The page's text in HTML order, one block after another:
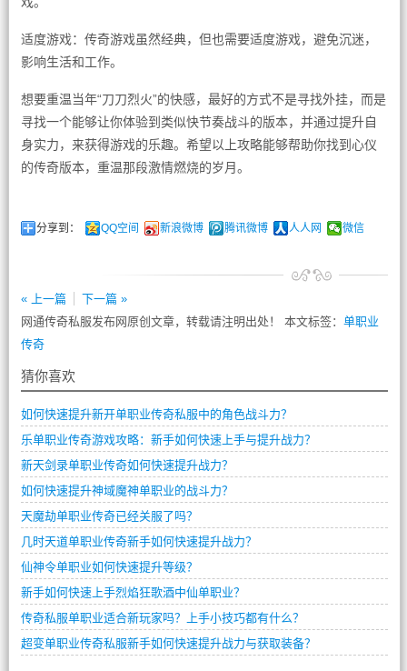
适度游戏：传奇游戏虽然经典，但也需要适度游戏，避免沉迷，
影响生活和工作。
想要重温当年“刀刀烈火”的快感，最好的方式不是寻找外挂，而是
寻找一个能够让你体验到类似快节奏战斗的版本，并通过提升自
身实力，来获得游戏的乐趣。希望以上攻略能够帮助你找到心仪
的传奇版本，重温那段激情燃烧的岁月。
分享到： QQ空间 新浪微博 腾讯微博 人人网 微信
« 上一篇
下一篇 »
网通传奇私服发布网原创文章，转载请注明出处！ 本文标签： 单职业
传奇
猜你喜欢
如何快速提升新开单职业传奇私服中的角色战斗力？
乐单职业传奇游戏攻略：新手如何快速上手与提升战力？
新天剑录单职业传奇如何快速提升战力？
如何快速提升神域魔神单职业的战斗力？
天魔劫单职业传奇已经关服了吗？
几时天道单职业传奇新手如何快速提升战力？
仙神令单职业如何快速提升等级？
新手如何快速上手烈焰狂歌酒中仙单职业？
传奇私服单职业适合新玩家吗？上手小技巧都有什么？
超变单职业传奇私服新手如何快速提升战力与获取装备？